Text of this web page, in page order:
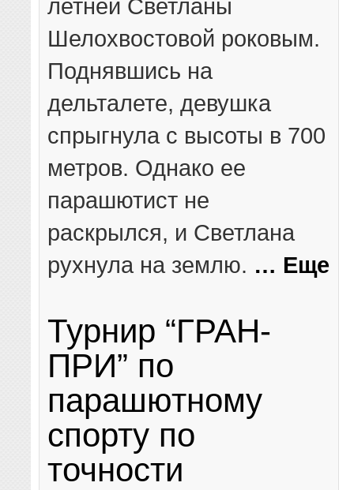
летней Светланы
Шелохвостовой роковым.
Поднявшись на
дельталете, девушка
спрыгнула с высоты в 700
метров. Однако ее
парашютист не
раскрылся, и Светлана
рухнула на землю. … Еще
Турнир “ГРАН-
ПРИ” по
парашютному
спорту по
точности